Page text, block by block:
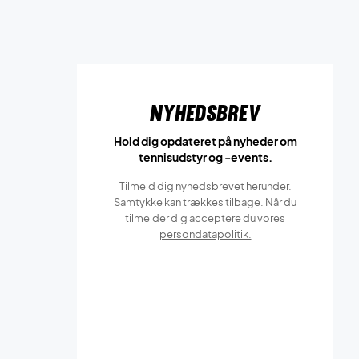
Nyhedsbrev
Hold dig opdateret på nyheder om
tennisudstyr og -events.
Tilmeld dig nyhedsbrevet herunder.
Samtykke kan trækkes tilbage. Når du
tilmelder dig acceptere du vores
persondatapolitik.